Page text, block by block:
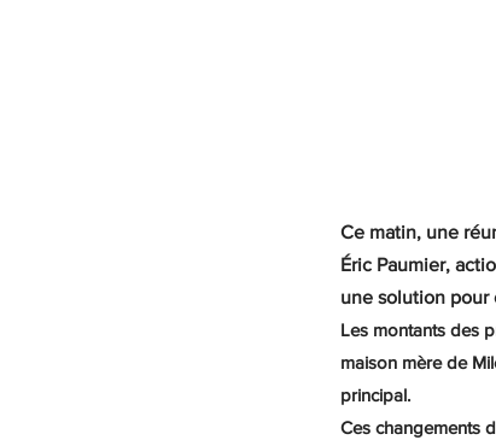
Ce matin, une
Éric Paumier,
une solution pour
Les montants des
maison mère de
principal.
Ces changements